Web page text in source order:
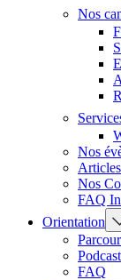
Nos
Nos
Nos
FAQ
Orientation
Podcast
FAQ